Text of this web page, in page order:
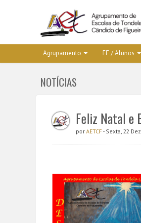
Agrupamento EE / Alunos
NOTÍCIAS
Feliz Natal e
por AETCF- Sexta, 22